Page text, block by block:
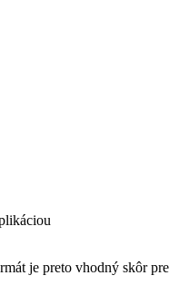
je preto vhodný skôr pre